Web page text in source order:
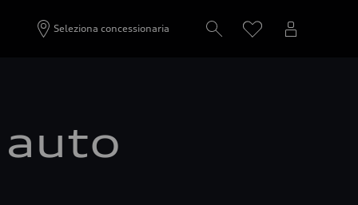
Seleziona concessionaria